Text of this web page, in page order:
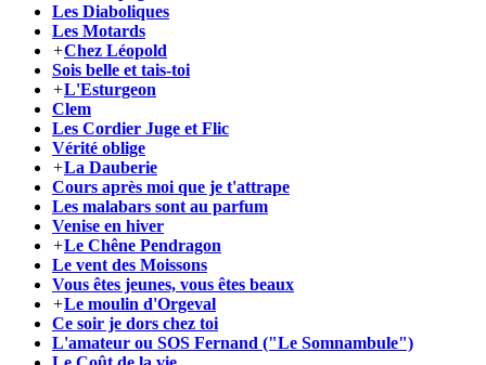
Les Diaboliques
Les Motards
+Chez Léopold
Sois belle et tais-toi
+L'Esturgeon
Clem
Les Cordier Juge et Flic
Vérité oblige
+La Dauberie
Cours après moi que je t'attrape
Les malabars sont au parfum
Venise en hiver
+Le Chêne Pendragon
Le vent des Moissons
Vous êtes jeunes, vous êtes beaux
+Le moulin d'Orgeval
Ce soir je dors chez toi
L'amateur ou SOS Fernand ("Le Somnambule")